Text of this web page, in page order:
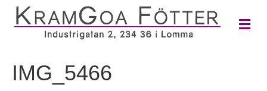
M
e
IMG_5466